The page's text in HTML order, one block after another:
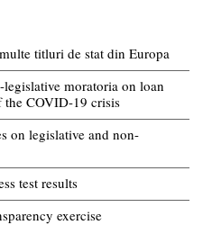
titluri de stat din Europa
moratoria on loan
the COVID-19 crisis
on legislative and non-
test results
exercise